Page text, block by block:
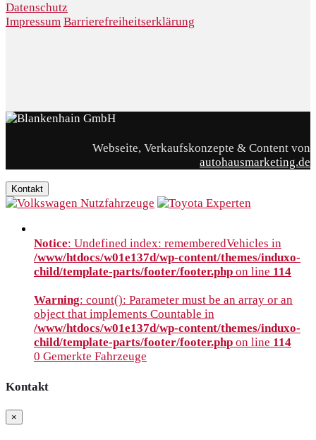
Datenschutz
Impressum Barrierefreiheitserklärung
Webseite, Verkaufskonzepte & Content von
autohausmarketing.de
Kontakt
Notice: Undefined index: rememberedVehicles in
/www/htdocs/w01e137d/wp-content/themes/induxo-
child/template-parts/footer/footer.php on line 114
Warning: count(): Parameter must be an array or an
object that implements Countable in
/www/htdocs/w01e137d/wp-content/themes/induxo-
child/template-parts/footer/footer.php on line 114
0 Gemerkte Fahrzeuge
Kontakt
×